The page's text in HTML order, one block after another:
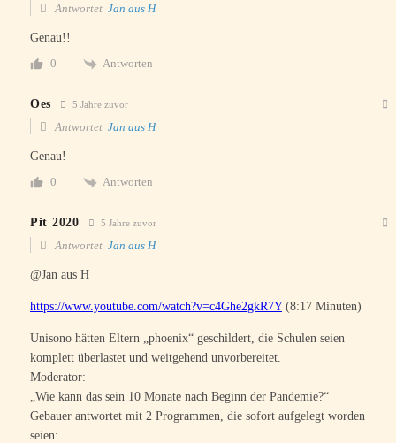
Antwortet Jan aus H
Genau!!
0
Antworten
Oes 5 Jahre zuvor
Antwortet Jan aus H
Genau!
0
Antworten
Pit 2020 5 Jahre zuvor
Antwortet Jan aus H
@Jan aus H
https://www.youtube.com/watch?v=c4Ghe2gkR7Y(8:17 Minuten)
Unisono hätten Eltern „phoenix“ geschildert, die Schulen seien
komplett überlastet und weitgehend unvorbereitet.
Moderator:
„Wie kann das sein 10 Monate nach Beginn der Pandemie?“
Gebauer antwortet mit 2 Programmen, die sofort aufgelegt worden
seien: